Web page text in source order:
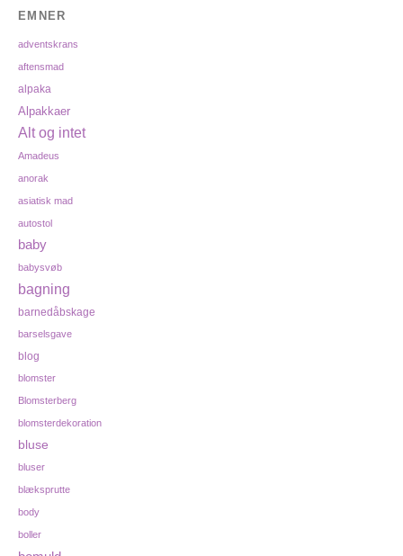
EMNER
adventskrans
aftensmad
alpaka
Alpakkaer
Alt og intet
Amadeus
anorak
asiatisk mad
autostol
baby
babysvøb
bagning
barnedåbskage
barselsgave
blog
blomster
Blomsterberg
blomsterdekoration
bluse
bluser
blæksprutte
body
boller